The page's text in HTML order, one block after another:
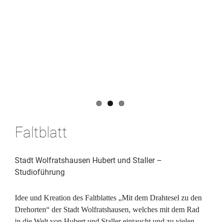
Faltblatt
Stadt Wolfratshausen Hubert und Staller –
Studioführung
Idee und Kreation des Faltblattes „Mit dem Drahtesel zu den
Drehorten“ der Stadt Wolfratshausen, welches mit dem Rad